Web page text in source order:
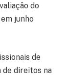
do
junho
de
de direitos na